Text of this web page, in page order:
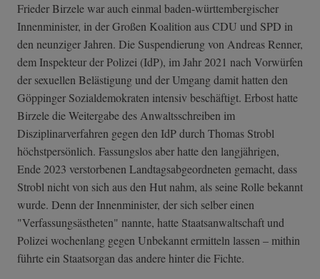
Frieder Birzele war auch einmal baden-württembergischer
Innenminister, in der Großen Koalition aus CDU und SPD in
den neunziger Jahren. Die Suspendierung von Andreas Renner,
dem Inspekteur der Polizei (IdP), im Jahr 2021 nach Vorwürfen
der sexuellen Belästigung und der Umgang damit hatten den
Göppinger Sozialdemokraten intensiv beschäftigt. Erbost hatte
Birzele die Weitergabe des Anwaltsschreiben im
Disziplinarverfahren gegen den IdP durch Thomas Strobl
höchstpersönlich. Fassungslos aber hatte den langjährigen,
Ende 2023 verstorbenen Landtagsabgeordneten gemacht, dass
Strobl nicht von sich aus den Hut nahm, als seine Rolle bekannt
wurde. Denn der Innenminister, der sich selber einen
"Verfassungsästheten" nannte, hatte Staatsanwaltschaft und
Polizei wochenlang gegen Unbekannt ermitteln lassen – mithin
führte ein Staatsorgan das andere hinter die Fichte.